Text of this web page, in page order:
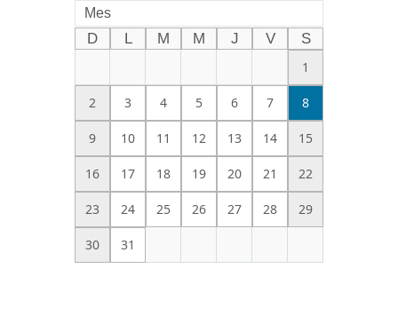
Mes
D L M M J V
S
1
2 3 4 5 6 7 8
9 10 11 12 13 14 15
16 17 18 19 20 21 22
23 24 25 26 27 28 29
30 31